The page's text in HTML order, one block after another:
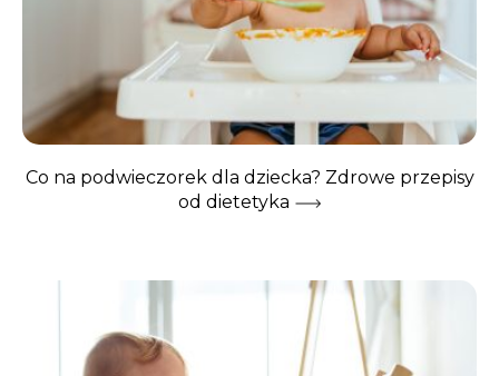
Co na podwieczorek dla dziecka? Zdrowe przepisy
od dietetyka